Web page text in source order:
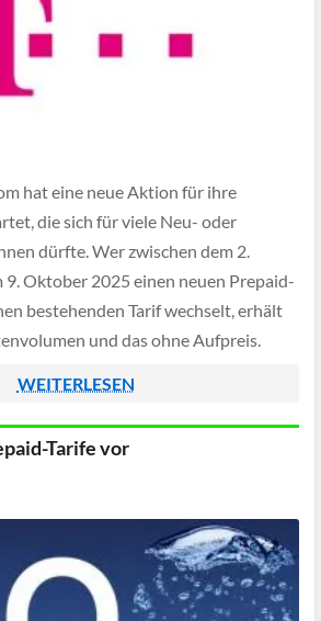
hat eine neue Aktion für ihre
die sich für viele Neu- oder
dürfte. Wer zwischen dem 2.
9. Oktober 2025 einen neuen Prepaid-
bestehenden Tarif wechselt, erhält
und das ohne Aufpreis.
WEITERLESEN
Tarife vor